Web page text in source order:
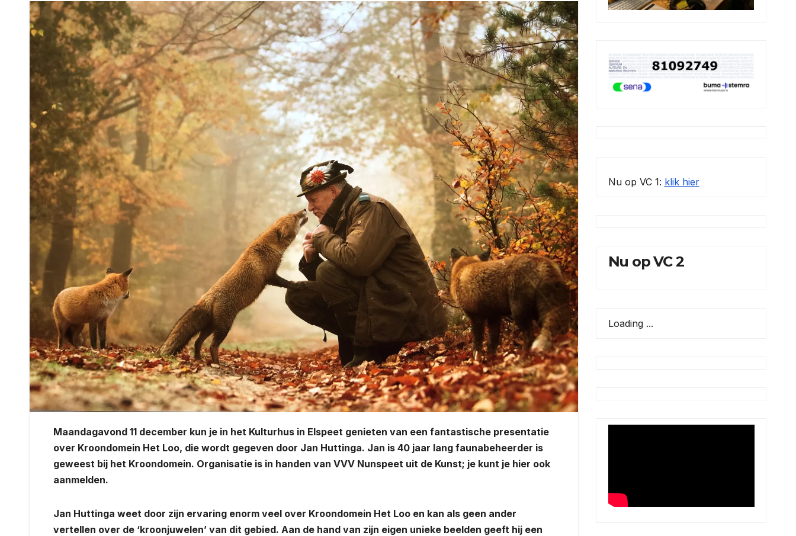
Maandagavond 11 december kun je in het Kulturhus in Elspeet genieten van een fantastische presentatie
over Kroondomein Het Loo, die wordt gegeven door Jan Huttinga. Jan is 40 jaar lang faunabeheerder is
geweest bij het Kroondomein. Organisatie is in handen van VVV Nunspeet uit de Kunst; je kunt je hier ook
aanmelden.
Jan Huttinga weet door zijn ervaring enorm veel over Kroondomein Het Loo en kan als geen ander
vertellen over de ‘kroonjuwelen’ van dit gebied. Aan de hand van zijn eigen unieke beelden geeft hij een
Nu op VC 1: klik hier
Nu op VC 2
Loading ...